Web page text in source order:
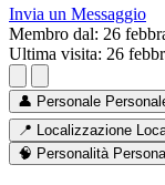
Invia un Messaggio
Membro dal: 26
Ultima visita: 26
👤 Personale
📍 Localizzazione
🧠 Personalità